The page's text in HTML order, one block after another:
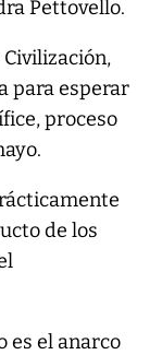
Pettovello.
para esperar
proceso
de los
es el anarco